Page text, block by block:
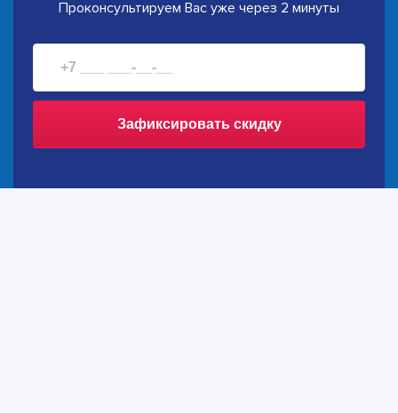
Проконсультируем Вас уже через 2 минуты
Зафиксировать скидку